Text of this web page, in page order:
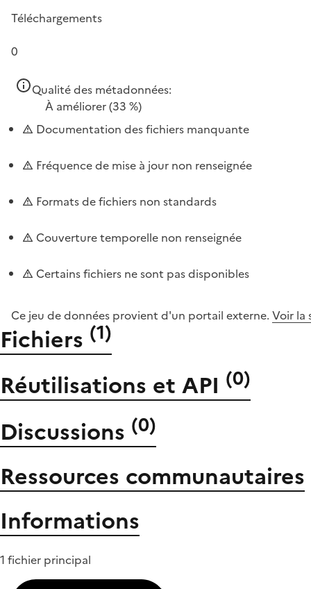
Téléchargements
0
Qualité des métadonnées:
À améliorer(33 %)
Documentation des fichiers manquante
Fréquence de mise à jour non renseignée
Formats de fichiers non standards
Couverture temporelle non renseignée
Certains fichiers ne sont pas disponibles
Ce jeu de données provient d'un portail externe. Voir la
Fichiers (1)
Réutilisations et API (0)
Discussions (0)
Ressources communautaires
Informations
1 fichier principal